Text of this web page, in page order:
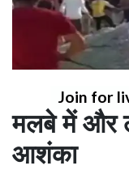
Join for
मलबे में और
आशंका